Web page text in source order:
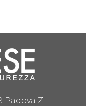
Padova Z.I.